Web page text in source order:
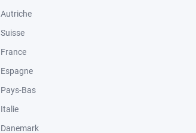
Autriche
Suisse
France
Espagne
Pays-Bas
Italie
Danemark